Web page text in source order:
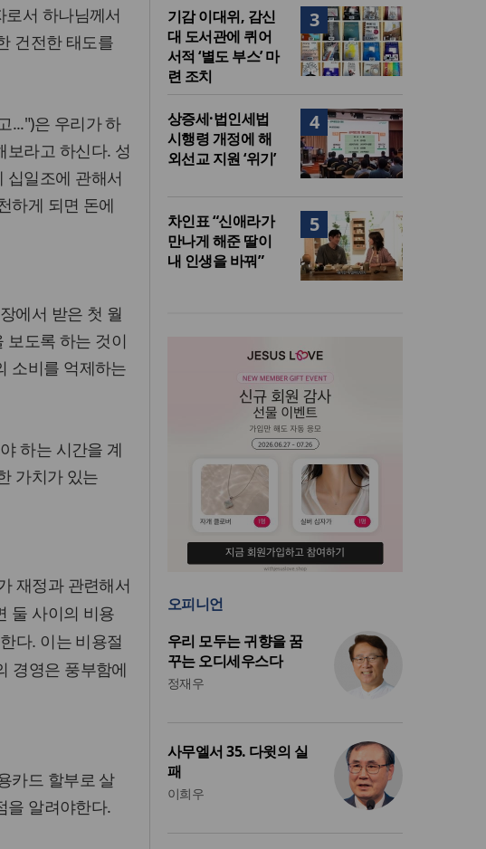
서 하나님께서
건전한 태도를
...")은 우리가 하
보라고 하신다. 성
십일조에 관해서
하게 되면 돈에
에서 받은 첫 월
보도록 하는 것이
소비를 억제하는
하는 시간을 계
가치가 있는
재정과 관련해서
둘 사이의 비용
다. 이는 비용절
경영은 풍부함에
카드 할부로 살
을 알려야한다.
3
기감 이대위, 감신
대 도서관에 퀴어
서적 ‘별도 부스’ 마
련 조치
4
상증세·법인세법
시행령 개정에 해
외선교 지원 ‘위기’
5
차인표 “신애라가
만나게 해준 딸이
내 인생을 바꿔”
오피니언
우리 모두는 귀향을 꿈
꾸는 오디세우스다
정재우
사무엘서 35. 다윗의 실
패
이희우